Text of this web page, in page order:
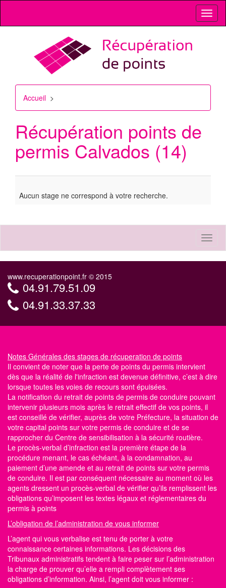
Accueil >
Récupération points de
permis Calvados (14)
Aucun stage ne correspond à votre recherche.
www.recuperationpoint.fr © 2015
04.91.79.51.09
04.91.33.37.33
Notes Générales des stages de récuperation de points
Il convient de noter que la perte de points du permis intervient
dès que la réalité de l'infraction est devenue définitive, c’est à dire
lorsque toutes les voies de recours sont épuisées.
La notification du retrait de points de permis de conduire pouvant
intervenir plusieurs mois après le retrait effectif de vos points, il
est conseillé de vérifier, auprès de votre Préfecture, la situation de
votre capital points sur votre permis de conduire et de se
rapprocher du Centre de sensibilisation à la sécurité routière.
Le procès-verbal d’infraction est la première étape de la
procédure menant, le cas échéant, à la condamnation, au
paiement d’une amende et au retrait de points sur votre permis
de conduire. Il est par conséquent nécessaire au moment où les
agents dressent un procès-verbal de vérifier qu’ils remplissent les
obligations qu’imposent les textes légaux et réglementaires du
permis à points
L’obligation de l’administration de vous informer
L’agent qui vous verbalise est tenu de porter à votre
connaissance certaines informations. Les décisions des
Tribunaux administratifs tendent à faire peser sur l’administration
la charge de prouver qu’elle a rempli complètement ses
obligations d’information. Ainsi, l’agent doit vous informer :